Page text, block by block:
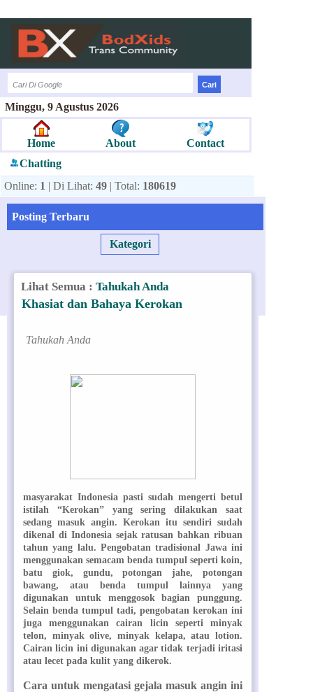
Minggu, 9 Agustus 2026
Home About
Contact
Chatting
Online: 1 | Di Lihat: 49 | Total: 180619
Posting Terbaru
Kategori
Lihat Semua : Tahukah Anda
Khasiat dan Bahaya Kerokan
Tahukah Anda
masyarakat Indonesia pasti sudah mengerti betul
istilah “Kerokan” yang sering dilakukan saat
sedang masuk angin. Kerokan itu sendiri sudah
dikenal di Indonesia sejak ratusan bahkan ribuan
tahun yang lalu. Pengobatan tradisional Jawa ini
menggunakan semacam benda tumpul seperti koin,
batu giok, gundu, potongan jahe, potongan
bawang, atau benda tumpul lainnya yang
digunakan untuk menggosok bagian punggung.
Selain benda tumpul tadi, pengobatan kerokan ini
juga menggunakan cairan licin seperti minyak
telon, minyak olive, minyak kelapa, atau lotion.
Cairan licin ini digunakan agar tidak terjadi iritasi
atau lecet pada kulit yang dikerok.
Cara untuk mengatasi gejala masuk angin ini